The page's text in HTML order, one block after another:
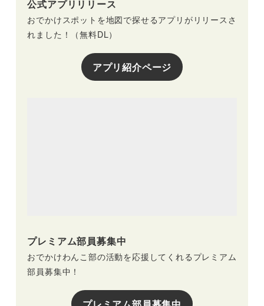
公式アプリリリース
おでかけスポットを地図で探せるアプリがリリースさ
れました！（無料DL）
アプリ紹介ページ
プレミアム部員募集中
おでかけわんこ部の活動を応援してくれるプレミアム
部員募集中！